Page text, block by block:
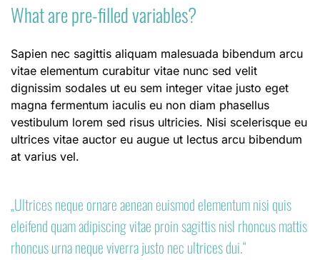
What are pre-filled variables?
Sapien nec sagittis aliquam malesuada bibendum arcu
vitae elementum curabitur vitae nunc sed velit
dignissim sodales ut eu sem integer vitae justo eget
magna fermentum iaculis eu non diam phasellus
vestibulum lorem sed risus ultricies. Nisi scelerisque eu
ultrices vitae auctor eu augue ut lectus arcu bibendum
at varius vel.
„Ultrices neque ornare aenean euismod elementum nisi quis
eleifend quam adipiscing vitae proin sagittis nisl rhoncus mattis
rhoncus urna neque viverra justo nec ultrices dui.“